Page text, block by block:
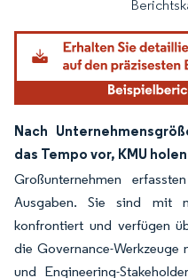
Nach
das Tempo vor, KMU
Großunternehmen
Ausgaben. Sie sind mit
konfrontiert und verfügen
die Governance-Werkzeuge
und Engineering-